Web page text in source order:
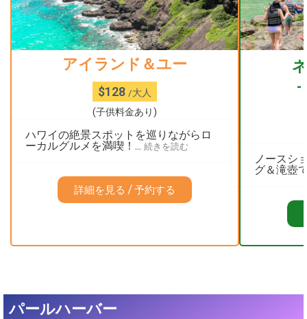
アイランド＆ユー
$128 /大人
(子供料金あり)
ハワイの絶景スポットを巡りながらロ
ーカルグルメを満喫！... 続きを読む
詳細を見る / 予約する
-
ノースシ
グ＆滝壺
パールハーバー